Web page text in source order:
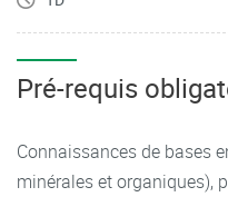
Pré-requis
Connaissances de bases
minérales et organiques),